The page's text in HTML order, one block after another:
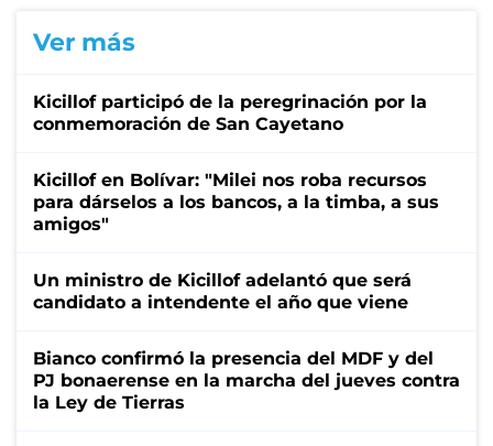
Ver más
Kicillof participó de la peregrinación por la
conmemoración de San Cayetano
Kicillof en Bolívar: "Milei nos roba recursos
para dárselos a los bancos, a la timba, a sus
amigos"
Un ministro de Kicillof adelantó que será
candidato a intendente el año que viene
Bianco confirmó la presencia del MDF y del
PJ bonaerense en la marcha del jueves contra
la Ley de Tierras